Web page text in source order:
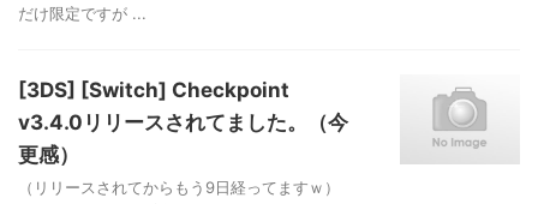
だけ限定ですが ...
[3DS] [Switch] Checkpoint
v3.4.0リリースされてました。（今
更感）
（リリースされてからもう9日経ってますｗ）